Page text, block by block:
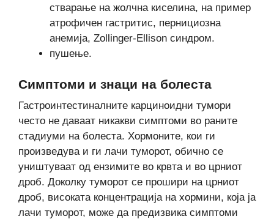
стварање на жолчна киселина, на пример
атрофичен гастритис, пернициозна
анемија, Zollinger-Ellison синдром.
пушење.
Симптоми и знаци на болеста
Гастроинтестиналните карциноидни тумори
често не даваат никакви симптоми во раните
стадиуми на болеста. Хормоните, кои ги
произведува и ги лачи туморот, обично се
уништуваат од ензимите во крвта и во црниот
дроб. Доколку туморот се прошири на црниот
дроб, високата концентрација на хормини, која ја
лачи туморот, може да предизвика симптоми